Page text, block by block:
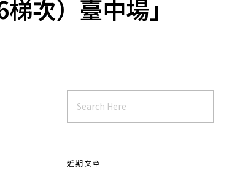
次）臺中場」
近期文章